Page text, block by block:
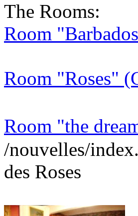
The Rooms:
Room
Room "Roses"
Room "the
/nouvelles/
des Roses